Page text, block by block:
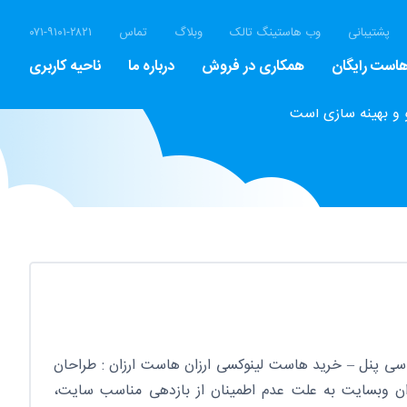
ناحیه کاربری درباره ما همکاری در فروش رایگان
۰۷۱-۹۱۰۱-۲۸۲۱ تماس وبلاگ وب هاستینگ تالک پشتیبانی
و بهینه سازی است
پنل – خرید هاست لینوکسی ارزان هاست ارزان : طراحان
وبسایت به علت عدم اطمینان از بازدهی مناسب سایت،